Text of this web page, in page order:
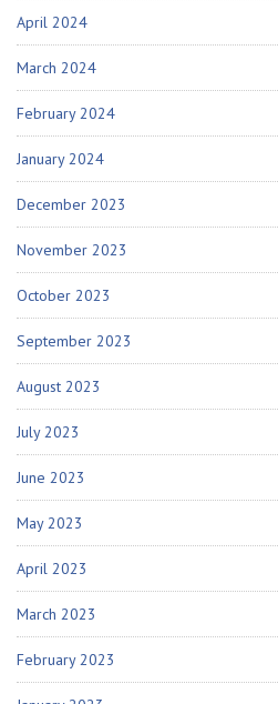
April 2024
March 2024
February 2024
January 2024
December 2023
November 2023
October 2023
September 2023
August 2023
July 2023
June 2023
May 2023
April 2023
March 2023
February 2023